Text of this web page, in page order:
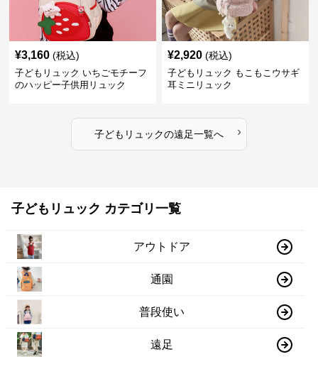
¥3,160 (税込)
子どもリュック いちごモチーフ
のハッピー子供用リュック
¥2,920 (税込)
子どもリュック もこもこウサギ
耳ミニリュック
子どもリュックの遠足一覧へ ›
子どもリュック カテゴリ一覧
アウトドア
通園
普段使い
遠足